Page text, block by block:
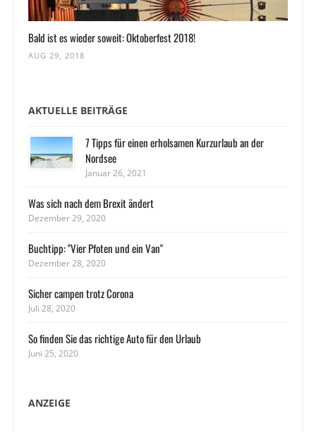
Bald ist es wieder soweit: Oktoberfest 2018!
AUG 29, 2018
AKTUELLE BEITRÄGE
7 Tipps für einen erholsamen Kurzurlaub an der
Nordsee
Januar 26, 2021
Was sich nach dem Brexit ändert
Dezember 29, 2020
Buchtipp: "Vier Pfoten und ein Van"
Dezember 28, 2020
Sicher campen trotz Corona
Juli 28, 2020
So finden Sie das richtige Auto für den Urlaub
Juni 25, 2020
ANZEIGE